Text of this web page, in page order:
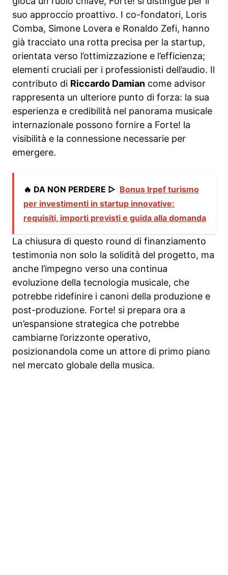
suo approccio proattivo. I co-fondatori, Loris
Comba, Simone Lovera e Ronaldo Zefi, hanno
già tracciato una rotta precisa per la startup,
orientata verso l’ottimizzazione e l’efficienza;
elementi cruciali per i professionisti dell’audio. Il
contributo di Riccardo Damian come advisor
rappresenta un ulteriore punto di forza: la sua
esperienza e credibilità nel panorama musicale
internazionale possono fornire a Forte! la
visibilità e la connessione necessarie per
emergere.
🔥 DA NON PERDERE ▷ Bonus Irpef turismo
per investimenti in startup innovative:
requisiti, importi previsti e guida alla domanda
La chiusura di questo round di finanziamento
testimonia non solo la solidità del progetto, ma
anche l’impegno verso una continua
evoluzione della tecnologia musicale, che
potrebbe ridefinire i canoni della produzione e
post-produzione. Forte! si prepara ora a
un’espansione strategica che potrebbe
cambiarne l’orizzonte operativo,
posizionandola come un attore di primo piano
nel mercato globale della musica.